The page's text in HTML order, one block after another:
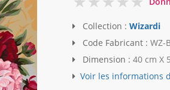
Collection : Wizardi
Code Fabricant : WZ-
Dimension : 40 cm X
Voir les informations